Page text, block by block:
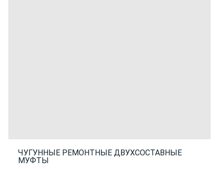
ЧУГУННЫЕ РЕМОНТНЫЕ ДВУХСОСТАВНЫЕ
МУФТЫ